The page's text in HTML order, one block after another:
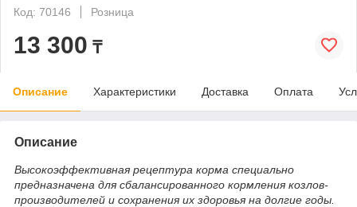
Код: 70146
Розница
13 300 ₸
Описание Характеристики Доставка Оплата
Описание
Высокоэффективная рецептура корма специально
предназначена для сбалансированного кормления козлов-
производителей и сохранения их здоровья на долгие годы.